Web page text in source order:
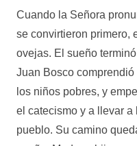
Cuando la Señora
se convirtieron primero,
ovejas. El sueño
Juan Bosco
los niños pobres, y
el catecismo y a llevar
pueblo. Su camino